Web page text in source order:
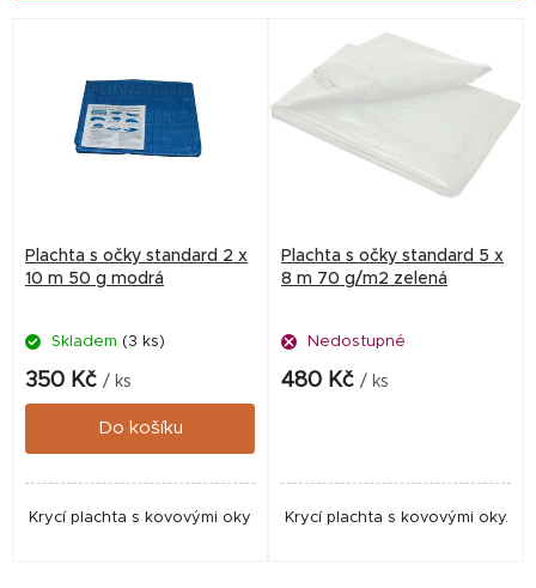
o
Plachta s očky standard 2 x
10 m 50 g modrá
Skladem (3 ks)
350 Kč / ks
Do košíku
Krycí plachta s kovovými oky
Plachta s očky standard 5 x
8 m 70 g/m2 zelená
Nedostupné
480 Kč / ks
Krycí plachta s kovovými oky.